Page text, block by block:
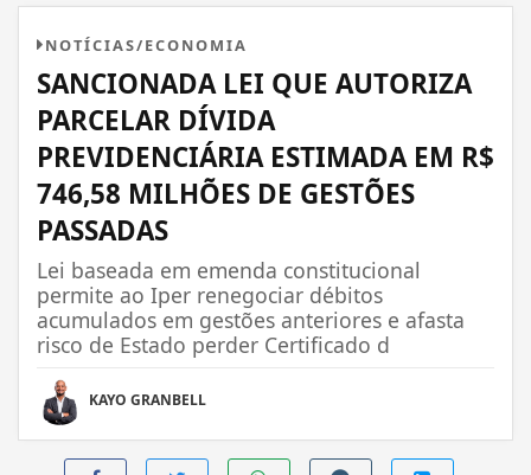
NOTÍCIAS/ECONOMIA
SANCIONADA LEI QUE AUTORIZA
PARCELAR DÍVIDA
PREVIDENCIÁRIA ESTIMADA EM R$
746,58 MILHÕES DE GESTÕES
PASSADAS
Lei baseada em emenda constitucional
permite ao Iper renegociar débitos
acumulados em gestões anteriores e afasta
risco de Estado perder Certificado d
KAYO GRANBELL